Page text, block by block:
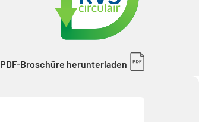
PDF-Broschüre herunterladen